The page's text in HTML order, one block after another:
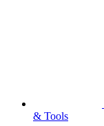
& Tools